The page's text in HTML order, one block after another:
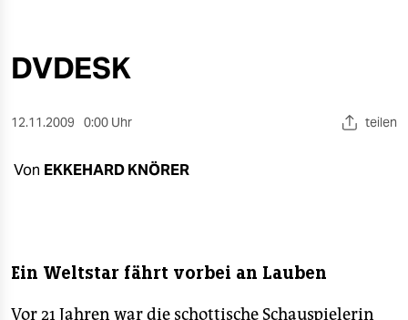
öko
sport
DVDESK
12.11.2009 0:00 Uhr teilen
Von EKKEHARD KNÖRER
Ein Weltstar fährt vorbei an Lauben
Vor 21 Jahren war die schottische Schauspielerin